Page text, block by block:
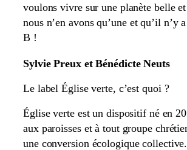
voulons vivre sur une planète belle
nous n’en avons qu’une et qu’il n’y
B !
Sylvie Preux et Bénédicte Neuts
Le label Église verte, c’est quoi ?
Église verte est un dispositif né en
aux paroisses et à tout groupe
une conversion écologique